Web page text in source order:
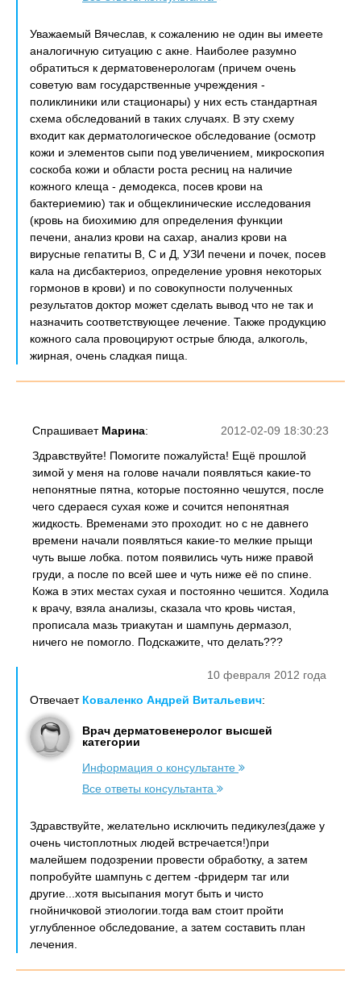
Уважаемый Вячеслав, к сожалению не один вы имеете
аналогичную ситуацию с акне. Наиболее разумно
обратиться к дерматовенерологам (причем очень
советую вам государственные учреждения -
поликлиники или стационары) у них есть стандартная
схема обследований в таких случаях. В эту схему
входит как дерматологическое обследование (осмотр
кожи и элементов сыпи под увеличением, микроскопия
соскоба кожи и области роста ресниц на наличие
кожного клеща - демодекса, посев крови на
бактериемию) так и общеклинические исследования
(кровь на биохимию для определения функции
печени, анализ крови на сахар, анализ крови на
вирусные гепатиты В, С и Д, УЗИ печени и почек, посев
кала на дисбактериоз, определение уровня некоторых
гормонов в крови) и по совокупности полученных
результатов доктор может сделать вывод что не так и
назначить соответствующее лечение. Также продукцию
кожного сала провоцируют острые блюда, алкоголь,
жирная, очень сладкая пища.
2012-02-09 18:30:23
Спрашивает Марина:
Здравствуйте! Помогите пожалуйста! Ещё прошлой
зимой у меня на голове начали появляться какие-то
непонятные пятна, которые постоянно чешутся, после
чего сдераеся сухая коже и сочится непонятная
жидкость. Временами это проходит. но с не давнего
времени начали появляться какие-то мелкие прыщи
чуть выше лобка. потом появились чуть ниже правой
груди, а после по всей шее и чуть ниже её по спине.
Кожа в этих местах сухая и постоянно чешится. Ходила
к врачу, взяла анализы, сказала что кровь чистая,
прописала мазь триакутан и шампунь дермазол,
ничего не помогло. Подскажите, что делать???
10 февраля 2012 года
Отвечает Коваленко Андрей Витальевич:
Врач дерматовенеролог высшей
категории
Информация о консультанте
Все ответы консультанта
Здравствуйте, желательно исключить педикулез(даже у
очень чистоплотных людей встречается!)при
малейшем подозрении провести обработку, а затем
попробуйте шампунь с дегтем -фридерм таr или
другие...хотя высыпания могут быть и чисто
гнойничковой этиологии.тогда вам стоит пройти
углубленное обследование, а затем составить план
лечения.